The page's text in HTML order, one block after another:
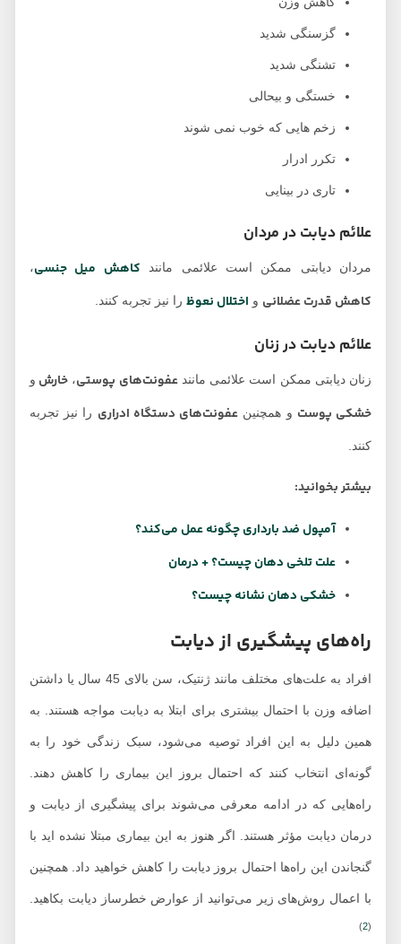
گزسنگی شدید
تشنگی شدید
خستگی و بیحالی
زخم هایی که خوب نمی شوند
تکرر ادرار
تاری در بینایی
علائم دیابت در مردان
مردان دیابتی ممکن است علائمی مانندکاهش میل جنسی،
کاهش قدرت عضلانیواختلال نعوظ را نیز تجربه کنند.
علائم دیابت در زنان
زنان دیابتی ممکن است علائمی مانندعفونت‌های پوستی،خارشو
خشکی پوستو همچنینعفونت‌های دستگاه ادراریرا نیز تجربه
بیشتر بخوانید:
آمپول ضد بارداری چگونه عمل می‌کند؟
علت تلخی دهان چیست؟ + درمان
خشکی دهان نشانه چیست؟
راه‌های پیشگیری از دیابت
افراد به علت‌های مختلف مانند ژنتیک، سن بالای 45 سال یا داشتن
اضافه وزن با احتمال بیشتری برای ابتلا به دیابت مواجه هستند. به
همین دلیل به این افراد توصیه می‌شود، سبک زندگی خود را به
گونه‌ای انتخاب کنند که احتمال بروز این بیماری را کاهش دهند.
راه‌هایی که در ادامه معرفی می‌شوند برای پیشگیری از دیابت و
درمان دیابت مؤثر هستند. اگر هنوز به این بیماری مبتلا نشده اید با
گنجاندن این راه‌ها احتمال بروز دیابت را کاهش خواهید داد. همچنین
با اعمال روش‌های زیر می‌توانید از عوارض خطرساز دیابت بکاهید.